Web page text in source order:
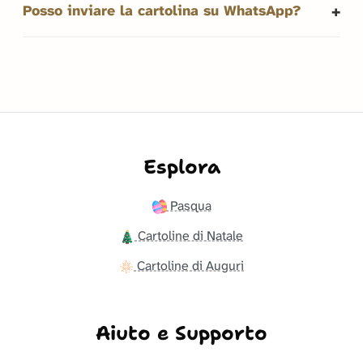
Posso inviare la cartolina su WhatsApp?
Esplora
Pasqua
Cartoline di Natale
Cartoline di Auguri
Aiuto e Supporto